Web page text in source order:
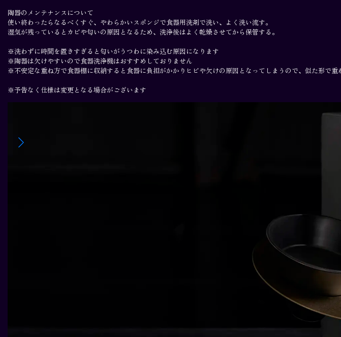
陶器のメンテナンスについて
使い終わったらなるべくすぐ、やわらかいスポンジで食器用洗剤で洗い、よく洗い流す。
湿気が残っているとカビや匂いの原因となるため、洗浄後はよく乾燥させてから保管する。
※洗わずに時間を置きすぎると匂いがうつわに染み込む原因になります
※陶器は欠けやすいので食器洗浄機はおすすめしておりません
※不安定な重ね方で食器棚に収納すると食器に負担がかかりヒビや欠けの原因となってしまうので、似た形で重
※予告なく仕様は変更となる場合がございます